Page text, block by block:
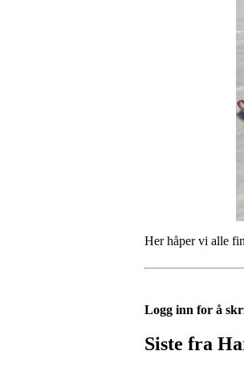
Her håper vi alle
Logg inn for å
Siste fra